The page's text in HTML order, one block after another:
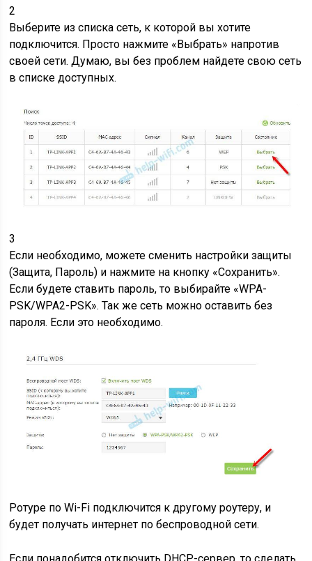
2
Выберите из списка сеть, к которой вы хотите
подключится. Просто нажмите «Выбрать» напротив
своей сети. Думаю, вы без проблем найдете свою сеть
в списке доступных.
3
Если необходимо, можете сменить настройки защиты
(Защита, Пароль) и нажмите на кнопку «Сохранить».
Если будете ставить пароль, то выбирайте «WPA-
PSK/WPA2-PSK». Так же сеть можно оставить без
пароля. Если это необходимо.
Ротуре по Wi-Fi подключится к другому роутеру, и
будет получать интернет по беспроводной сети.